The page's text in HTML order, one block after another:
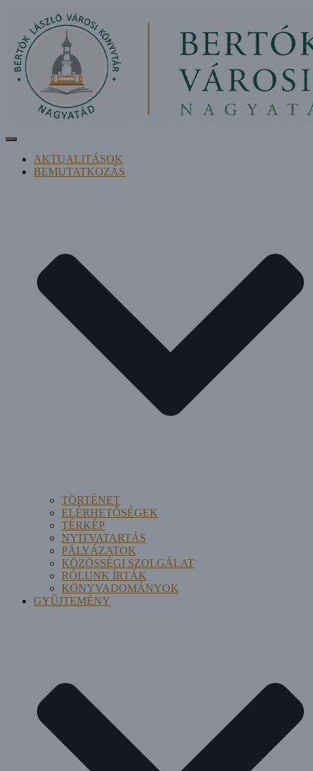
Navigáció be-/kikapcsolása
AKTUALITÁSOK
BEMUTATKOZÁS
TÖRTÉNET
ELÉRHETŐSÉGEK
TÉRKÉP
NYITVATARTÁS
PÁLYÁZATOK
KÖZÖSSÉGI SZOLGÁLAT
RÓLUNK ÍRTÁK
KÖNYVADOMÁNYOK
GYŰJTEMÉNY